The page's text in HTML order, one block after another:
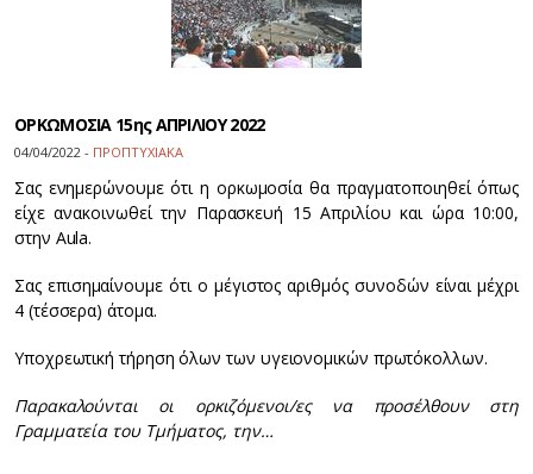
ΟΡΚΩΜΟΣΙΑ 15ης ΑΠΡΙΛΙΟΥ 2022
04/04/2022 - ΠΡΟΠΤΥΧΙΑΚΑ
Σας ενημερώνουμε ότι η ορκωμοσία θα πραγματοποιηθεί όπως
είχε ανακοινωθεί την Παρασκευή 15 Απριλίου και ώρα 10:00,
στην Aula.
Σας επισημαίνουμε ότι ο μέγιστος αριθμός συνοδών είναι μέχρι
4 (τέσσερα) άτομα.
Υποχρεωτική τήρηση όλων των υγειονομικών πρωτόκολλων.
Παρακαλούνται οι ορκιζόμενοι/ες να προσέλθουν στη
Γραμματεία του Τμήματος, την…